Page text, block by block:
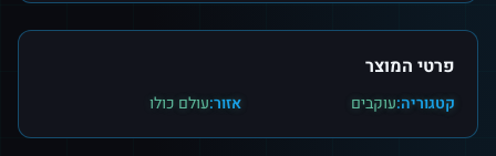
פרטי המוצר
קטגוריה:עוקבים אזור:עולם כולו